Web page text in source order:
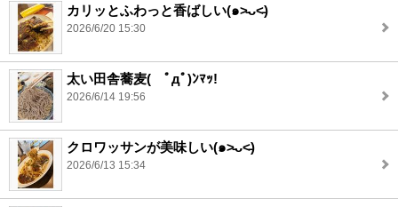
カリッとふわっと香ばしい(๑˃̵ᴗ˂̵)
2026/6/20 15:30
太い田舎蕎麦( ﾟдﾟ)ﾝﾏｯ!
2026/6/14 19:56
クロワッサンが美味しい(๑˃̵ᴗ˂̵)
2026/6/13 15:34